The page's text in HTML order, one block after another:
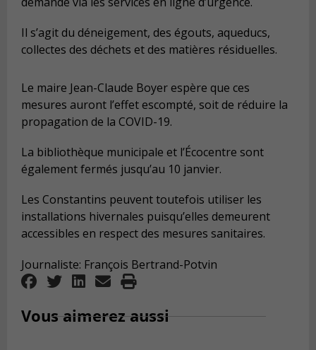
Il s’agit du déneigement, des égouts, aqueducs,
collectes des déchets et des matières résiduelles.
Le maire Jean-Claude Boyer espère que ces
mesures auront l’effet escompté, soit de réduire la
propagation de la COVID-19.
La bibliothèque municipale et l’Écocentre sont
également fermés jusqu’au 10 janvier.
Les Constantins peuvent toutefois utiliser les
installations hivernales puisqu’elles demeurent
accessibles en respect des mesures sanitaires.
Journaliste: François Bertrand-Potvin
Vous aimerez aussi